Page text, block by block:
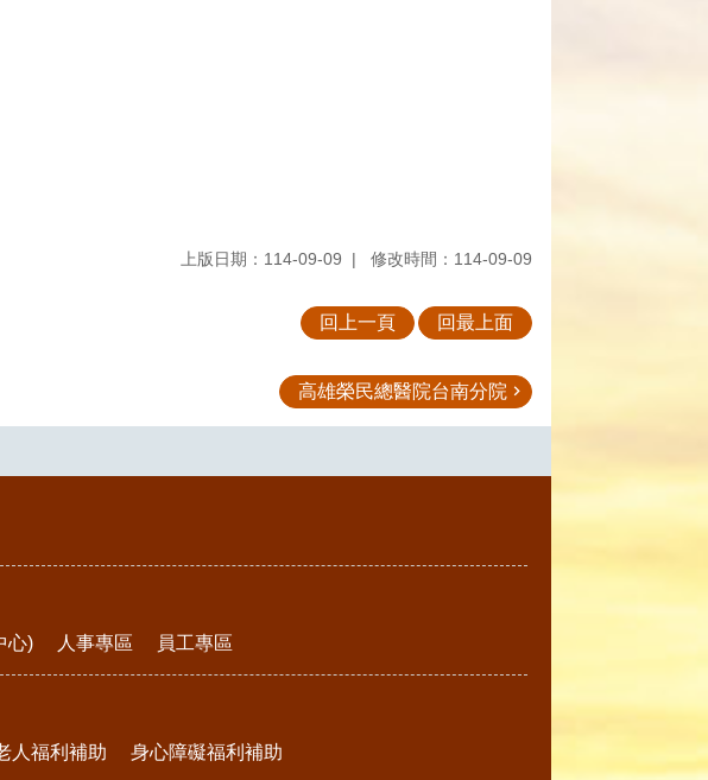
上版日期：114-09-09 修改時間：114-09-09
回上一頁 回最上面
高雄榮民總醫院台南分院
心) 人事專區 員工專區
人福利補助 身心障礙福利補助